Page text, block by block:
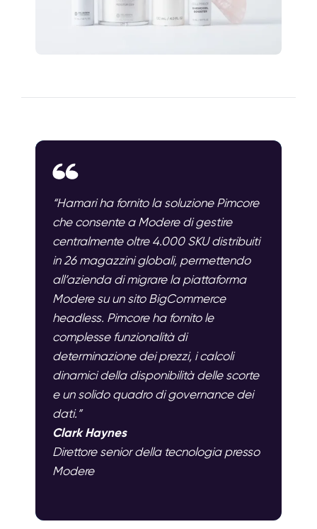
“Hamari ha fornito la soluzione Pimcore
che consente a Modere di gestire
centralmente oltre 4.000 SKU distribuiti
in 26 magazzini globali, permettendo
all’azienda di migrare la piattaforma
Modere su un sito BigCommerce
headless. Pimcore ha fornito le
complesse funzionalità di
determinazione dei prezzi, i calcoli
dinamici della disponibilità delle scorte
e un solido quadro di governance dei
dati.”
Clark Haynes
Direttore senior della tecnologia presso
Modere